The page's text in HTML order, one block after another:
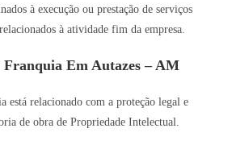
à execução ou prestação de serviços
à atividade fim da empresa.
Em Autazes – AM
está relacionado com a proteção legal e
de obra de Propriedade Intelectual.